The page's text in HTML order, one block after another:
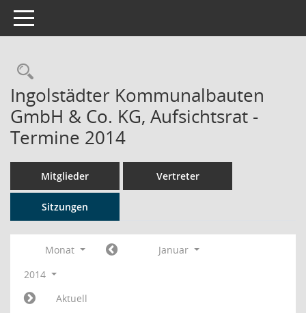
Toggle navigation
Rechercheauswahl
Ingolstädter Kommunalbauten
GmbH & Co. KG, Aufsichtsrat -
Termine 2014
Mitglieder Vertreter
Sitzungen
Monat
Januar
2014
Aktuell